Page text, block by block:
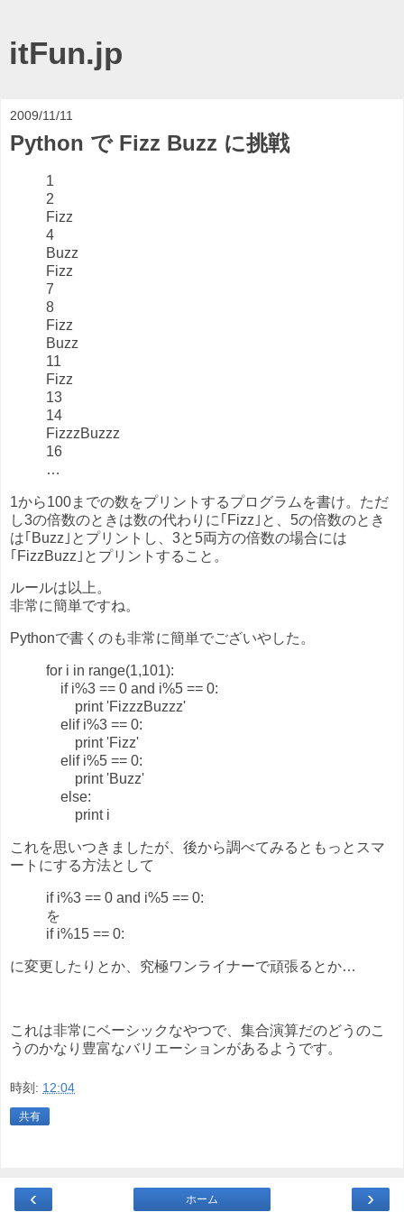
itFun.jp
2009/11/11
Python で Fizz Buzz に挑戦
1
2
Fizz
4
Buzz
Fizz
7
8
Fizz
Buzz
11
Fizz
13
14
FizzzBuzzz
16
…
1から100までの数をプリントするプログラムを書け。ただ
し3の倍数のときは数の代わりに｢Fizz｣と、5の倍数のとき
は｢Buzz｣とプリントし、3と5両方の倍数の場合には
｢FizzBuzz｣とプリントすること。
ルールは以上。
非常に簡単ですね。
Pythonで書くのも非常に簡単でございやした。
for i in range(1,101):
if i%3 == 0 and i%5 == 0:
print 'FizzzBuzzz'
elif i%3 == 0:
print 'Fizz'
elif i%5 == 0:
print 'Buzz'
else:
print i
これを思いつきましたが、後から調べてみるともっとスマ
ートにする方法として
if i%3 == 0 and i%5 == 0:
を
if i%15 == 0:
に変更したりとか、究極ワンライナーで頑張るとか…
これは非常にベーシックなやつで、集合演算だのどうのこ
うのかなり豊富なバリエーションがあるようです。
時刻: 12:04
共有
‹ ›
ホーム